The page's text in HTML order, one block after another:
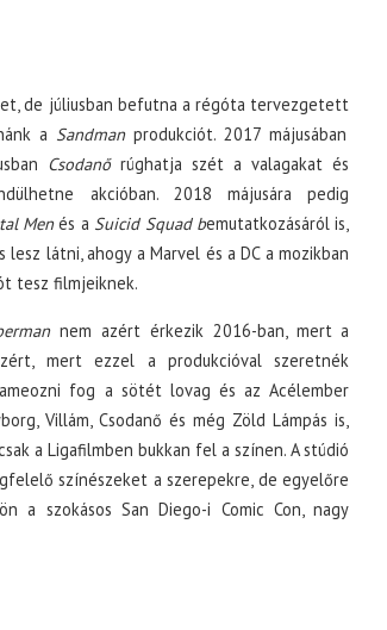
de júliusban befutna a régóta tervezgetett
a Sandmanprodukciót. 2017 májusában
Csodanőrúghatja szét a valagakat és
akcióban. 2018 májusára pedig
Menés a Suicid Squad bemutatkozásáról is,
látni, ahogy a Marvel és a DC a mozikban
tesz filmjeiknek.
nem azért érkezik 2016-ban, mert a
mert ezzel a produkcióval szeretnék
fog a sötét lovag és az Acélember
Villám, Csodanő és még Zöld Lámpás is,
a Ligafilmben bukkan fel a színen. A stúdió
színészeket a szerepekre, de egyelőre
a szokásos San Diego-i Comic Con, nagy